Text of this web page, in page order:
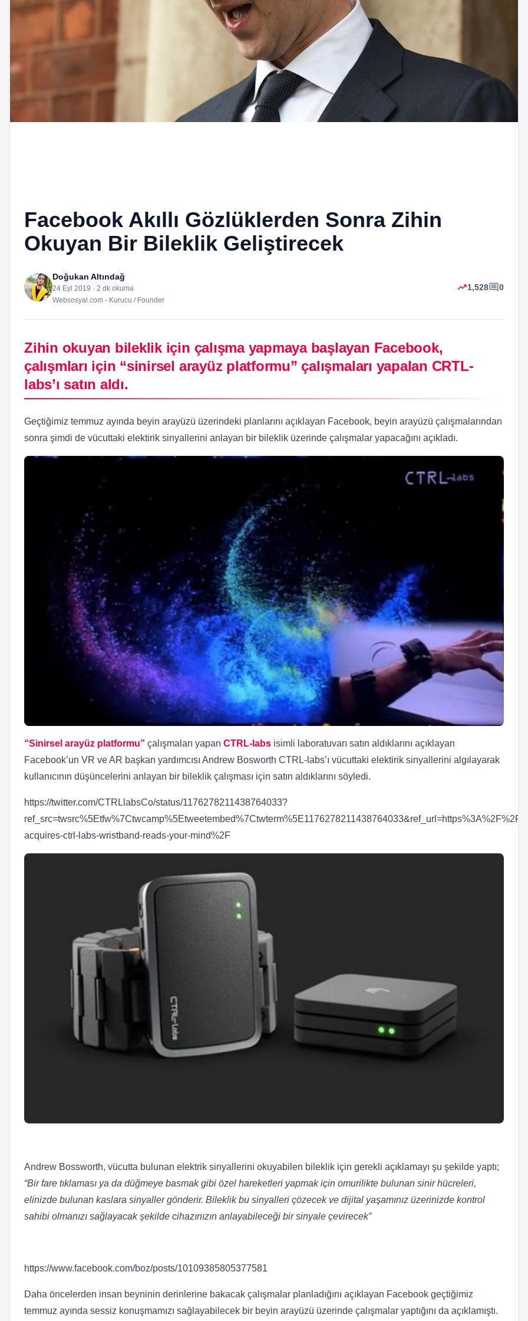
Facebook Akıllı Gözlüklerden Sonra Zihin
Okuyan Bir Bileklik Geliştirecek
Doğukan Altındağ
24 Eyl 2019 · 2 dk okuma
Websosyal.com - Kurucu / Founder
trending_up1,528comment0
Zihin okuyan bileklik için çalışma yapmaya başlayan Facebook,
çalışmları için “sinirsel arayüz platformu” çalışmaları yapalan CRTL-
labs’ı satın aldı.
Geçtiğimiz temmuz ayında beyin arayüzü üzerindeki planlarını açıklayan Facebook, beyin arayüzü çalışmalarından
sonra şimdi de vücuttaki elektirik sinyallerini anlayan bir bileklik üzerinde çalışmalar yapacağını açıkladı.
“Sinirsel arayüz platformu” çalışmaları yapan CTRL-labs isimli laboratuvarı satın aldıklarını açıklayan
Facebook’un VR ve AR başkan yardımcısı Andrew Bosworth CTRL-labs’ı vücuttaki elektirik sinyallerini algılayarak
kullanıcının düşüncelerini anlayan bir bileklik çalışması için satın aldıklarını söyledi.
https://twitter.com/CTRLlabsCo/status/1176278211438764033?
acquires-ctrl-labs-wristband-reads-your-mind%2F
Andrew Bossworth, vücutta bulunan elektrik sinyallerini okuyabilen bileklik için gerekli açıklamayı şu şekilde yaptı;
“Bir fare tıklaması ya da düğmeye basmak gibi özel hareketleri yapmak için omurilikte bulunan sinir hücreleri,
elinizde bulunan kaslara sinyaller gönderir. Bileklik bu sinyalleri çözecek ve dijital yaşamınız üzerinizde kontrol
sahibi olmanızı sağlayacak şekilde cihazınızın anlayabileceği bir sinyale çevirecek”
https://www.facebook.com/boz/posts/10109385805377581
Daha öncelerden insan beyninin derinlerine bakacak çalışmalar planladığını açıklayan Facebook geçtiğimiz
temmuz ayında sessiz konuşmamızı sağlayabilecek bir beyin arayüzü üzerinde çalışmalar yaptığını da açıklamıştı.